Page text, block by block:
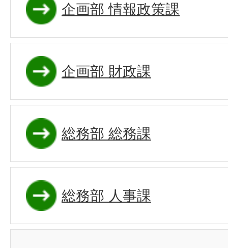
企画部 情報政策課
企画部 財政課
総務部 総務課
総務部 人事課